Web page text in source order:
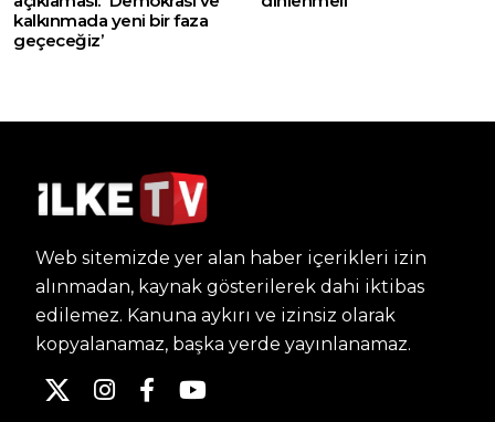
kalkınmada yeni bir faza
geçeceğiz’
Web sitemizde yer alan haber içerikleri izin
alınmadan, kaynak gösterilerek dahi iktibas
edilemez. Kanuna aykırı ve izinsiz olarak
kopyalanamaz, başka yerde yayınlanamaz.